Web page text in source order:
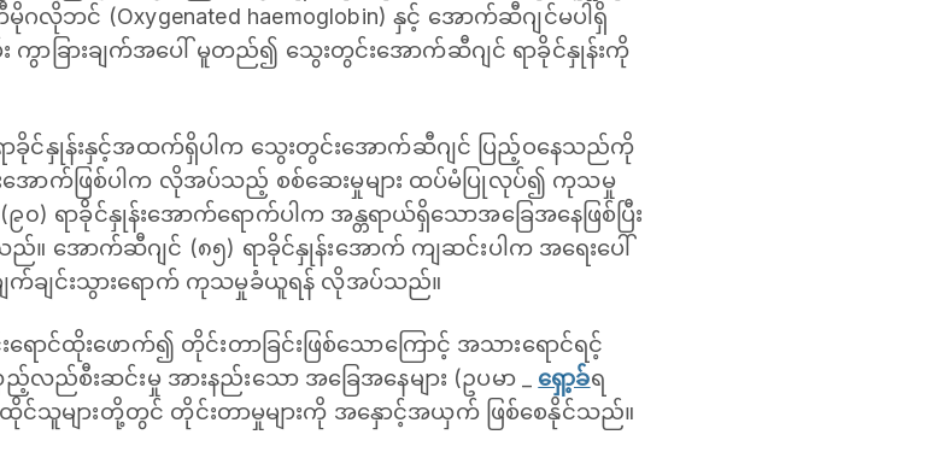
ဘင် (Oxygenated haemoglobin) နှင့် အောက်ဆီဂျင်မပါရှိ
ခြားချက်အပေါ် မူတည်၍ သွေးတွင်းအောက်ဆီဂျင် ရာခိုင်နှုန်းကို
ခိုင်နှုန်းနှင့်အထက်ရှိပါက သွေးတွင်းအောက်ဆီဂျင် ပြည့်ဝနေသည်ကို
အောက်ဖြစ်ပါက လိုအပ်သည့် စစ်ဆေးမှုများ ထပ်မံပြုလုပ်၍ ကုသမှု
ာခိုင်နှုန်းအောက်ရောက်ပါက အန္တရာယ်ရှိသောအခြေအနေဖြစ်ပြီး
အောက်ဆီဂျင် (၈၅) ရာခိုင်နှုန်းအောက် ကျဆင်းပါက အရေးပေါ်
ချက်ချင်းသွားရောက် ကုသမှုခံယူရန် လိုအပ်သည်။
င်ထိုးဖောက်၍ တိုင်းတာခြင်းဖြစ်သောကြောင့် အသားရောင်ရင့်
လည်စီးဆင်းမှု အားနည်းသော အခြေအနေများ (ဥပမာ _ ရှော့ခ်ရ
ေထိုင်သူများတို့တွင် တိုင်းတာမှုများကို အနှောင့်အယှက် ဖြစ်စေနိုင်သည်။